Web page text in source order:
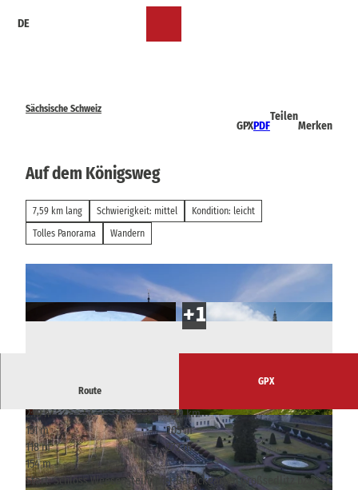
DE
Sächsische Schweiz
GPXPDF
Teilen
Merken
Auf dem Königsweg
7,59 km lang Schwierigkeit: mittel
Kondition: leicht
Tolles Panorama
Wandern
© Nicole Hesse, Tourismusverband Sächsische
Schweiz
© Ernst Wrba, Ernst Wrba
Route
GPX
2:10 h
7,59 km
151 m
205 m
118 m
272 m
154 m
Start: Schloss Weesenstein oder Barockgarten Großsedlitz bzw. S1